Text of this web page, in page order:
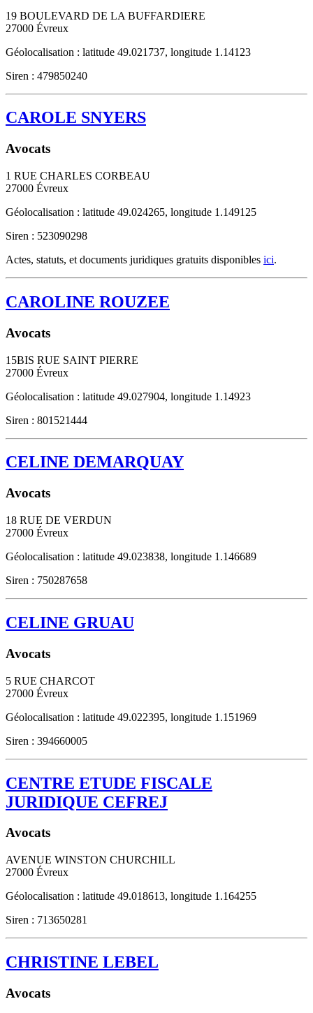
19 BOULEVARD DE LA BUFFARDIERE
27000 Évreux
Géolocalisation : latitude 49.021737, longitude 1.14123
Siren : 479850240
CAROLE SNYERS
Avocats
1 RUE CHARLES CORBEAU
27000 Évreux
Géolocalisation : latitude 49.024265, longitude 1.149125
Siren : 523090298
Actes, statuts, et documents juridiques gratuits disponibles ici.
CAROLINE ROUZEE
Avocats
15BIS RUE SAINT PIERRE
27000 Évreux
Géolocalisation : latitude 49.027904, longitude 1.14923
Siren : 801521444
CELINE DEMARQUAY
Avocats
18 RUE DE VERDUN
27000 Évreux
Géolocalisation : latitude 49.023838, longitude 1.146689
Siren : 750287658
CELINE GRUAU
Avocats
5 RUE CHARCOT
27000 Évreux
Géolocalisation : latitude 49.022395, longitude 1.151969
Siren : 394660005
CENTRE ETUDE FISCALE
JURIDIQUE CEFREJ
Avocats
AVENUE WINSTON CHURCHILL
27000 Évreux
Géolocalisation : latitude 49.018613, longitude 1.164255
Siren : 713650281
CHRISTINE LEBEL
Avocats